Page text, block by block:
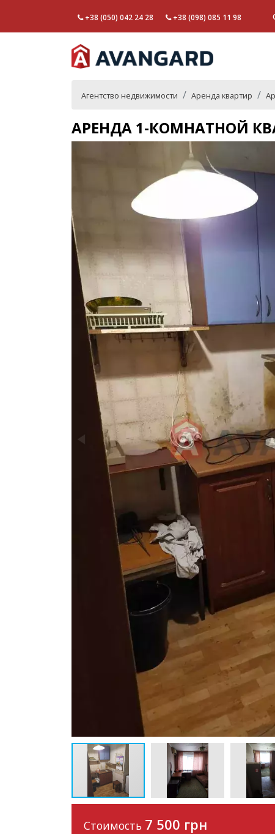
+38 (050) 042 24 28 +38 (098) 085 11 98
Агентство недвижимости Аренда квартир
АРЕНДА 1-КОМНАТНОЙ
Стоимость 7 500 грн